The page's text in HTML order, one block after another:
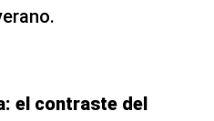
el contraste del